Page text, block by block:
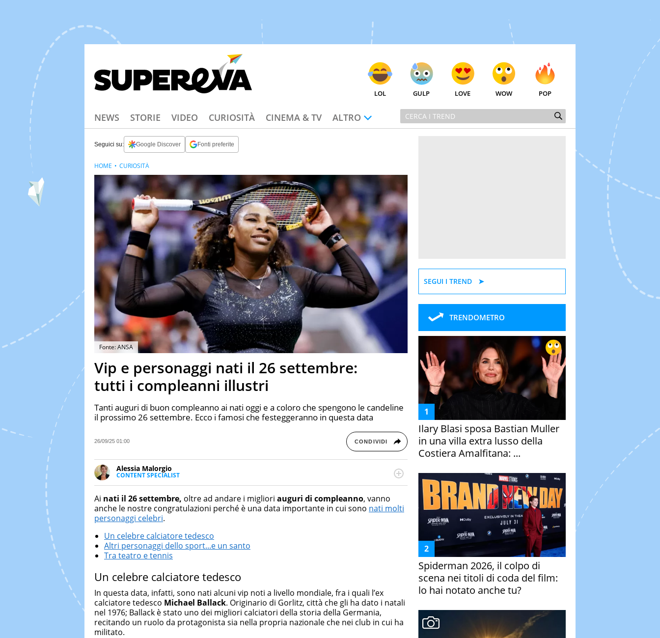
LOL GULP LOVE WOW POP
NEWS STORIE VIDEO CURIOSITÀ CINEMA & TV ALTRO
Seguici su: Google Discover Fonti preferite
Fonte: ANSA
Vip e personaggi nati il 26 settembre:
tutti i compleanni illustri
Tanti auguri di buon compleanno ai nati oggi e a coloro che spengono le candeline
il prossimo 26 settembre. Ecco i famosi che festeggeranno in questa data
26/09/25 01:00 CONDIVIDI
Alessia Malorgio
CONTENT SPECIALIST
Ha conseguito un Master in Marketing Management e Google Digital Training su
di strategie marketing attraverso canali digitali.
HOME CURIOSITÀ
Ai nati il 26 settembre, oltre ad andare i migliori auguri di compleanno, vanno
anche le nostre congratulazioni perché è una data importante in cui sono nati molti
personaggi celebri.
Un celebre calciatore tedesco
Altri personaggi dello sport...e un santo
Tra teatro e tennis
Un celebre calciatore tedesco
In questa data, infatti, sono nati alcuni vip noti a livello mondiale, fra i quali l’ex
calciatore tedesco Michael Ballack. Originario di Gorlitz, città che gli ha dato i natali
nel 1976; Ballack è stato uno dei migliori calciatori della storia della Germania,
recitando un ruolo da protagonista sia nella propria nazionale che nei club in cui ha
militato.
SEGUI I TREND
TRENDOMETRO
Ilary Blasi sposa Bastian Muller
in una villa extra lusso della
Costiera Amalfitana: ...
Spiderman 2026, il colpo di
scena nei titoli di coda del film:
lo hai notato anche tu?